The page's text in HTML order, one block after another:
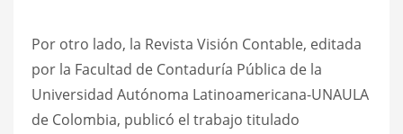
Por otro lado, la Revista Visión Contable, editada
por la Facultad de Contaduría Pública de la
Universidad Autónoma Latinoamericana-UNAULA
de Colombia, publicó el trabajo titulado